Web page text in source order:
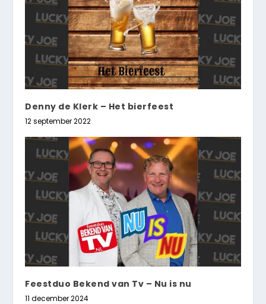
Denny de Klerk – Het bierfeest
12 september 2022
Feestduo Bekend van Tv – Nu is nu
11 december 2024